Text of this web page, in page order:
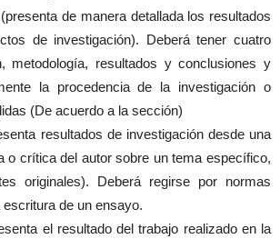
de manera detallada los resultados
de investigación). Deberá tener cuatro
metodología, resultados y conclusiones y
la procedencia de la investigación o
(De acuerdo a la sección)
resultados de investigación desde una
o crítica del autor sobre un tema específico,
originales). Deberá regirse por normas
de un ensayo.
el resultado del trabajo realizado en la